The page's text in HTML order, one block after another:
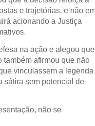
e trajetórias, e não
acionando a Justiça
na ação e alegou que
também afirmou que não
vinculassem a legenda
sátira sem potencial de
não se